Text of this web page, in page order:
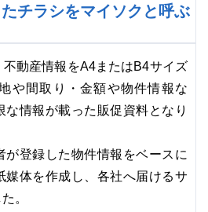
チラシをマイソクと呼ぶ
動産情報をA4またはB4サイズ
や間取り・金額や物件情報な
な情報が載った販促資料となり
が登録した物件情報をベースに
媒体を作成し、各社へ届けるサ
。